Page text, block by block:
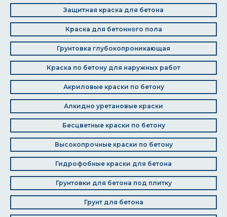
Защитная краска для бетона
Краска для бетонного пола
Грунтовка глубокопроникающая
Краска по бетону для наружных работ
Акриловые краски по бетону
Алкидно уретановые краски
Бесцветные краски по бетону
Высокопрочные краски по бетону
Гидрофобные краски для бетона
Грунтовки для бетона под плитку
Грунт для бетона